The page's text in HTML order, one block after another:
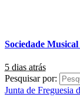
Sociedade
5 dias atrás
Pesquisar por:
Junta de Freguesia